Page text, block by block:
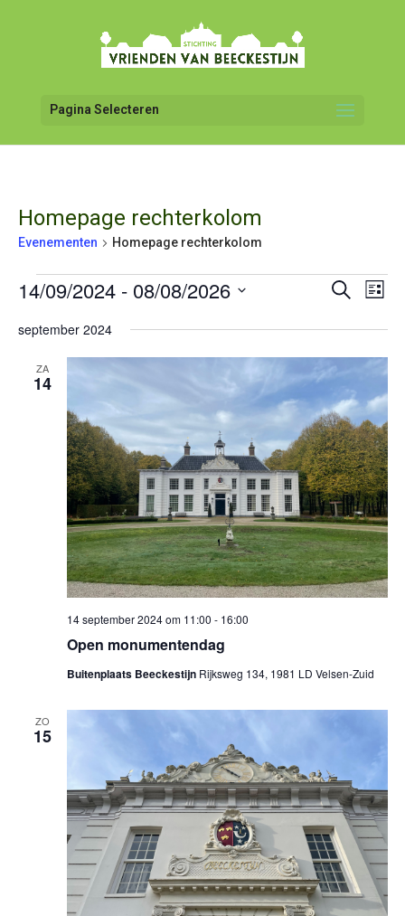
Pagina Selecteren
Homepage rechterkolom
Evenementen Homepage rechterkolom
Evenementen
en
navigatie
Zoeken
Lijst
14/09/2024 - 08/08/2026
een
september 2024
ZA
14
Open monumentendag
14 september 2024 om 11:00 - 16:00
Buitenplaats Beeckestijn Rijksweg 134, 1981 LD Velsen-Zuid
ZO
15